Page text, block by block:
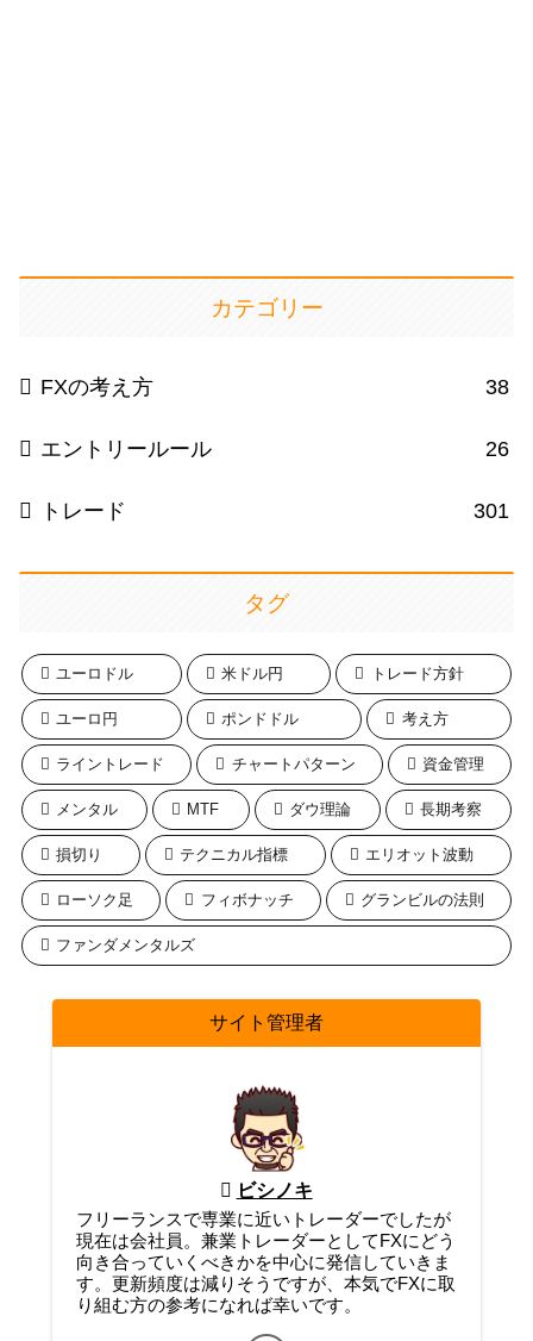
カテゴリー
FXの考え方 38
エントリールール 26
トレード 301
タグ
ユーロドル 米ドル円 トレード方針
ユーロ円 ポンドドル 考え方
ライントレード チャートパターン 資金管理
メンタル MTF ダウ理論 長期考察
損切り テクニカル指標 エリオット波動
ローソク足 フィボナッチ グランビルの法則
ファンダメンタルズ
サイト管理者
ビシノキ
フリーランスで専業に近いトレーダーでしたが
現在は会社員。兼業トレーダーとしてFXにどう
向き合っていくべきかを中心に発信していきま
す。更新頻度は減りそうですが、本気でFXに取
り組む方の参考になれば幸いです。